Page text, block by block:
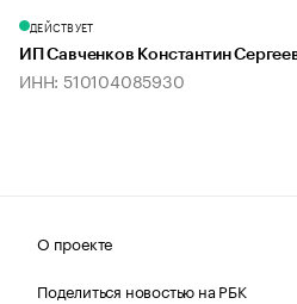
ДЕЙСТВУЕТ
ИП Савченков Константин
ИНН: 510104085930
О проекте
Поделиться новостью на РБК